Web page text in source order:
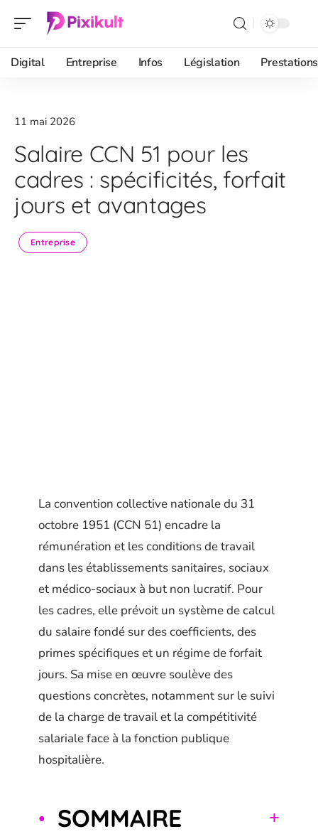
Digital Entreprise Infos Législation Prestations
11 mai 2026
Salaire CCN 51 pour les
cadres : spécificités, forfait
jours et avantages
Entreprise
La convention collective nationale du 31
octobre 1951 (CCN 51) encadre la
rémunération et les conditions de travail
dans les établissements sanitaires, sociaux
et médico-sociaux à but non lucratif. Pour
les cadres, elle prévoit un système de calcul
du salaire fondé sur des coefficients, des
primes spécifiques et un régime de forfait
jours. Sa mise en œuvre soulève des
questions concrètes, notamment sur le suivi
de la charge de travail et la compétitivité
salariale face à la fonction publique
hospitalière.
SOMMAIRE